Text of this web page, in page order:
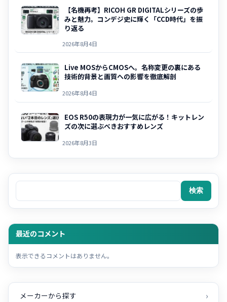
【名機再考】RICOH GR DIGITALシリーズの歩
みと魅力。コンデジ史に輝く「CCD時代」を振
り返る
2026年8月4日
Live MOSからCMOSへ。名称変更の裏にある
技術的背景と画質への影響を徹底解剖
2026年8月4日
EOS R50の表現力が一気に広がる！キットレン
ズの次に選ぶべきおすすめレンズ
2026年8月3日
検索
検索
最近のコメント
表示できるコメントはありません。
メーカーから探す